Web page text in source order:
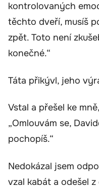
kontrolovaných
těchto dveří, musíš
zpět. Toto není
konečné.“
Táta přikývl, jeho
Vstal a přešel ke
„Omlouvám se,
pochopíš.“
Nedokázal jsem
vzal kabát a odešel